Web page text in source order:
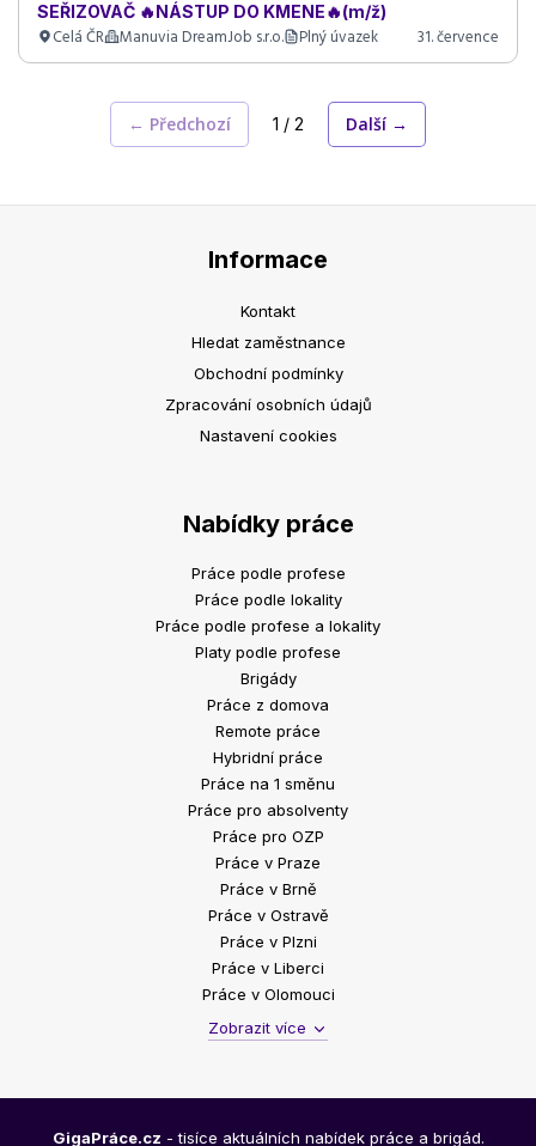
SEŘIZOVAČ 🔥NÁSTUP DO KMENE🔥(m/ž)
Celá ČR Manuvia DreamJob s.r.o. Plný úvazek 31. července
← Předchozí 1 / 2 Další →
Informace
Kontakt
Hledat zaměstnance
Obchodní podmínky
Zpracování osobních údajů
Nastavení cookies
Nabídky práce
Práce podle profese
Práce podle lokality
Práce podle profese a lokality
Platy podle profese
Brigády
Práce z domova
Remote práce
Hybridní práce
Práce na 1 směnu
Práce pro absolventy
Práce pro OZP
Práce v Praze
Práce v Brně
Práce v Ostravě
Práce v Plzni
Práce v Liberci
Práce v Olomouci
Zobrazit více
GigaPráce.cz - tisíce aktuálních nabídek práce a brigád.